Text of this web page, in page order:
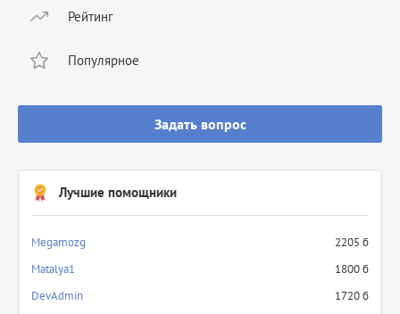
Рейтинг
Популярное
Задать вопрос
Лучшие помощники
Megamozg
2205 б
Matalya1
1800 б
DevAdmin
1720 б